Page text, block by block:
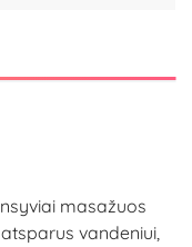
masažuos
vandeniui,